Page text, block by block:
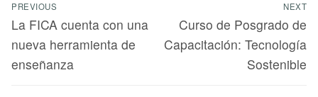
PREVIOUS
La FICA cuenta con una
nueva herramienta de
enseñanza
NEXT
Curso de Posgrado de
Capacitación: Tecnología
Sostenible